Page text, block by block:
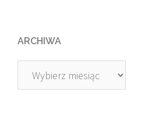
ARCHIWA
Archiwa